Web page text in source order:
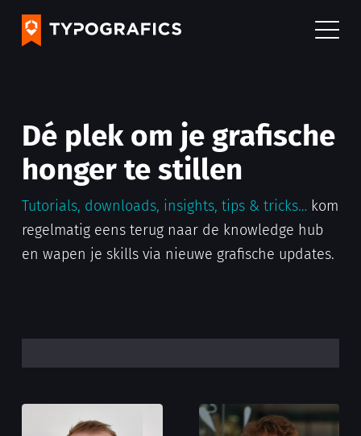
Dé plek om je grafische
honger te stillen
Tutorials, downloads, insights, tips & tricks… kom
regelmatig eens terug naar de knowledge hub
en wapen je skills via nieuwe grafische updates.